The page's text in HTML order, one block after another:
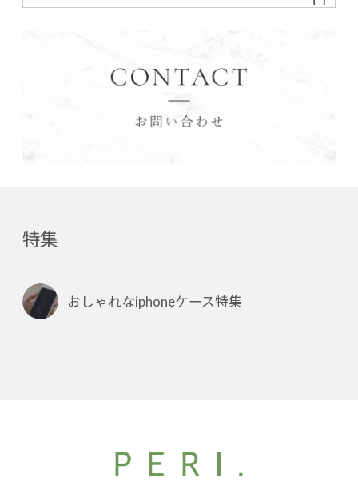
特集
おしゃれなiphoneケース特集